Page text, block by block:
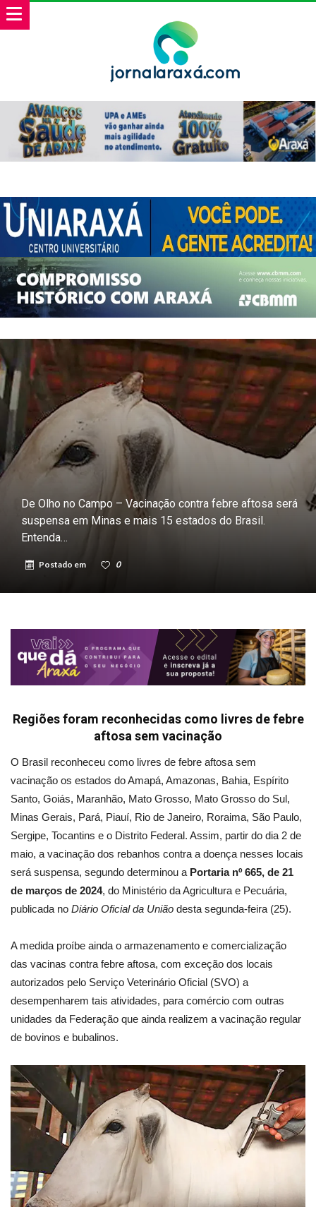
De Olho no Campo – Vacinação contra febre aftosa será
suspensa em Minas e mais 15 estados do Brasil.
Entenda…
Postado em 0
Regiões foram reconhecidas como livres de febre
aftosa sem vacinação
O Brasil reconheceu como livres de febre aftosa sem
vacinação os estados do Amapá, Amazonas, Bahia, Espírito
Santo, Goiás, Maranhão, Mato Grosso, Mato Grosso do Sul,
Minas Gerais, Pará, Piauí, Rio de Janeiro, Roraima, São Paulo,
Sergipe, Tocantins e o Distrito Federal. Assim, partir do dia 2 de
maio, a vacinação dos rebanhos contra a doença nesses locais
será suspensa, segundo determinou a Portaria nº 665, de 21
de marços de 2024, do Ministério da Agricultura e Pecuária,
publicada no Diário Oficial da União desta segunda-feira (25).
A medida proíbe ainda o armazenamento e comercialização
das vacinas contra febre aftosa, com exceção dos locais
autorizados pelo Serviço Veterinário Oficial (SVO) a
desempenharem tais atividades, para comércio com outras
unidades da Federação que ainda realizem a vacinação regular
de bovinos e bubalinos.